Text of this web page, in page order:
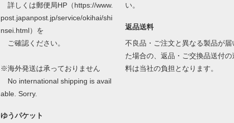
詳しくは郵便局HP（https://www.
post.japanpost.jp/service/okihai/shi
nsei.html）を
ご確認ください。
※海外発送は承っておりません
No international shipping is avail
able. Sorry.
ゆうパケット
い。
返品送料
不良品・ご注文と異なる製品が届
た場合の、返品・ご交換品送付の
料は当社の負担となります。